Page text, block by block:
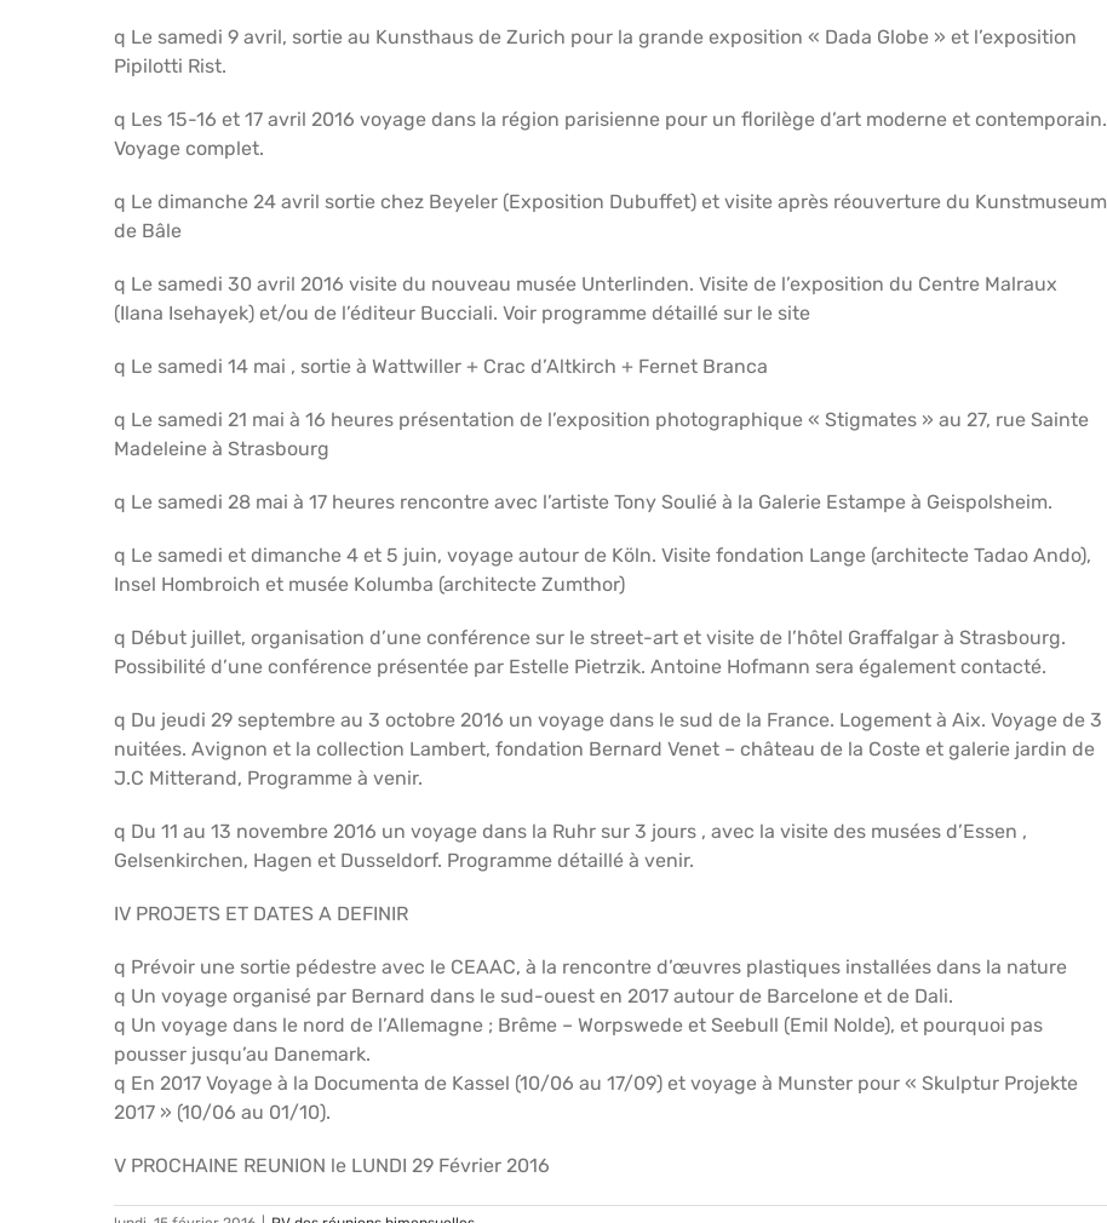
q Le samedi 9 avril, sortie au Kunsthaus de Zurich pour la grande exposition « Dada Globe » et l’exposition
Pipilotti Rist.
q Les 15-16 et 17 avril 2016 voyage dans la région parisienne pour un florilège d’art moderne et contemporain.
Voyage complet.
q Le dimanche 24 avril sortie chez Beyeler (Exposition Dubuffet) et visite après réouverture du Kunstmuseum
de Bâle
q Le samedi 30 avril 2016 visite du nouveau musée Unterlinden. Visite de l’exposition du Centre Malraux
(Ilana Isehayek) et/ou de l’éditeur Bucciali. Voir programme détaillé sur le site
q Le samedi 14 mai , sortie à Wattwiller + Crac d’Altkirch + Fernet Branca
q Le samedi 21 mai à 16 heures présentation de l’exposition photographique « Stigmates » au 27, rue Sainte
Madeleine à Strasbourg
q Le samedi 28 mai à 17 heures rencontre avec l’artiste Tony Soulié à la Galerie Estampe à Geispolsheim.
q Le samedi et dimanche 4 et 5 juin, voyage autour de Köln. Visite fondation Lange (architecte Tadao Ando),
Insel Hombroich et musée Kolumba (architecte Zumthor)
q Début juillet, organisation d’une conférence sur le street-art et visite de l’hôtel Graffalgar à Strasbourg.
Possibilité d’une conférence présentée par Estelle Pietrzik. Antoine Hofmann sera également contacté.
q Du jeudi 29 septembre au 3 octobre 2016 un voyage dans le sud de la France. Logement à Aix. Voyage de 3
nuitées. Avignon et la collection Lambert, fondation Bernard Venet – château de la Coste et galerie jardin de
J.C Mitterand, Programme à venir.
q Du 11 au 13 novembre 2016 un voyage dans la Ruhr sur 3 jours , avec la visite des musées d’Essen ,
Gelsenkirchen, Hagen et Dusseldorf. Programme détaillé à venir.
IV PROJETS ET DATES A DEFINIR
q Prévoir une sortie pédestre avec le CEAAC, à la rencontre d’œuvres plastiques installées dans la nature
q Un voyage organisé par Bernard dans le sud-ouest en 2017 autour de Barcelone et de Dali.
q Un voyage dans le nord de l’Allemagne ; Brême – Worpswede et Seebull (Emil Nolde), et pourquoi pas
pousser jusqu’au Danemark.
q En 2017 Voyage à la Documenta de Kassel (10/06 au 17/09) et voyage à Munster pour « Skulptur Projekte
2017 » (10/06 au 01/10).
V PROCHAINE REUNION le LUNDI 29 Février 2016